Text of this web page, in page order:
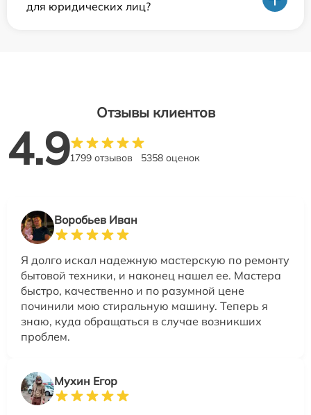
для юридических лиц?
Отзывы клиентов
4.91799 отзывов 5358 оценок
Воробьев Иван
Я долго искал надежную мастерскую по ремонту
бытовой техники, и наконец нашел ее. Мастера
быстро, качественно и по разумной цене
починили мою стиральную машину. Теперь я
знаю, куда обращаться в случае возникших
проблем.
Мухин Егор